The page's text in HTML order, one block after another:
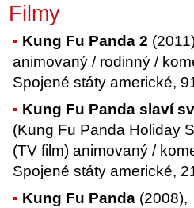
Filmy
Kung Fu Panda 2
animovaný / rodinný /
Spojené státy americké,
Kung Fu Panda slaví
(Kung Fu Panda Holiday
(TV film) animovaný /
Spojené státy americké,
Kung Fu Panda (2008),